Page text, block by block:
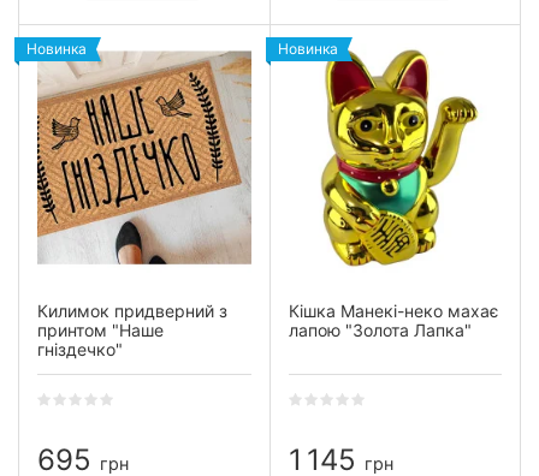
Новинка
Килимок придверний з
принтом "Наше
гніздечко"
695 грн
Новинка
Кішка Манекі-неко махає
лапою "Золота Лапка"
1 145 грн